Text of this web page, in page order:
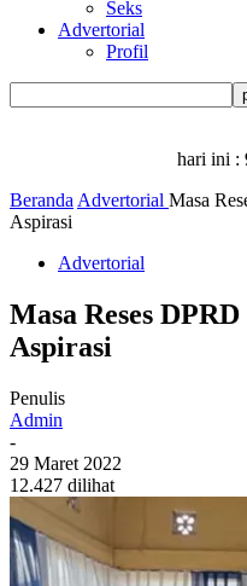
Seks
Advertorial
Profil
hari ini :
Beranda Advertorial Masa
Aspirasi
Advertorial
Masa Reses
Aspirasi
Penulis
Admin
-
29 Maret 2022
12.427 dilihat